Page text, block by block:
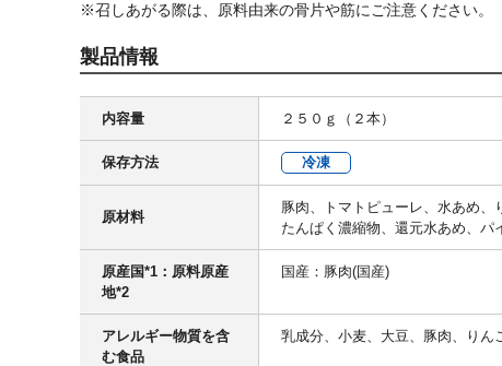
※召しあがる際は、原料由来の骨片や筋にご注意ください。
製品情報
内容量 ２５０ｇ（２本）
保存方法 冷凍
原材料
豚肉、トマトピューレ、水あめ
たんぱく濃縮物、還元水あめ、
原産国*1：原料原産
地*2
国産：豚肉(国産)
アレルギー物質を含
む食品
乳成分、小麦、大豆、豚肉、り